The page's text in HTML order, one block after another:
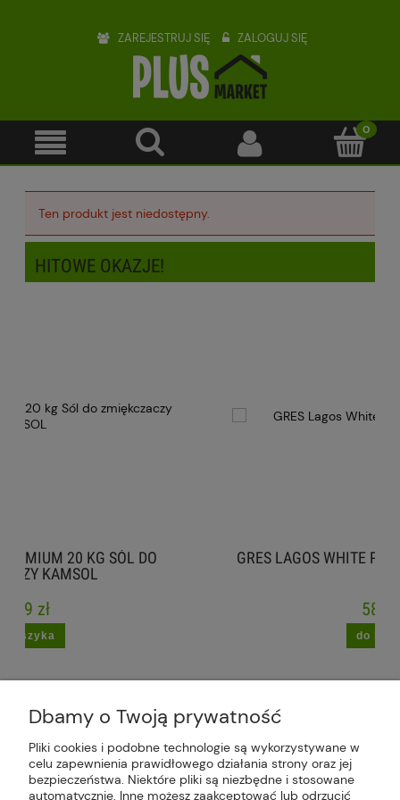
ZAREJESTRUJ SIĘ ZALOGUJ SIĘ
Ten produkt jest niedostępny.
HITOWE OKAZJE!
DO GRES LAGOS WHITE PERLA STANIN 60X120
Plus Market Sp. z o.o. | Zakręcie 2K, 22-300
Krasnystaw, woj. lubelskie | sklep@plus-market.pl
Dbamy o Twoją prywatność
Pliki cookies i podobne technologie są wykorzystywane w
celu zapewnienia prawidłowego działania strony oraz jej
bezpieczeństwa. Niektóre pliki są niezbędne i stosowane
automatycznie. Inne możesz zaakceptować lub odrzucić